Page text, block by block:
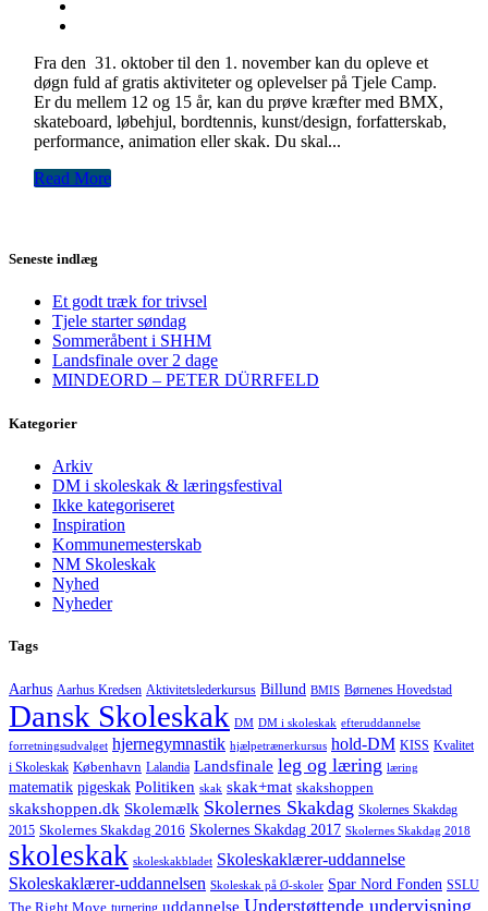
Fra den 31. oktober til den 1. november kan du opleve et
døgn fuld af gratis aktiviteter og oplevelser på Tjele Camp.
Er du mellem 12 og 15 år, kan du prøve kræfter med BMX,
skateboard, løbehjul, bordtennis, kunst/design, forfatterskab,
performance, animation eller skak. Du skal...
Read More
Seneste indlæg
Et godt træk for trivsel
Tjele starter søndag
Sommeråbent i SHHM
Landsfinale over 2 dage
MINDEORD – PETER DÜRRFELD
Kategorier
Arkiv
DM i skoleskak & læringsfestival
Ikke kategoriseret
Inspiration
Kommunemesterskab
NM Skoleskak
Nyhed
Nyheder
Tags
Aarhus Aarhus Kredsen Aktivitetslederkursus Billund BMIS Børnenes Hovedstad
Dansk Skoleskak DM DM i skoleskak efteruddannelse
forretningsudvalget hjernegymnastik hjælpetrænerkursus hold-DM KISS Kvalitet
i Skoleskak København Lalandia Landsfinale leg og læring læring
matematik pigeskak Politiken skak skak+mat skakshoppen
skakshoppen.dk Skolemælk Skolernes Skakdag Skolernes Skakdag
2015 Skolernes Skakdag 2016 Skolernes Skakdag 2017 Skolernes Skakdag 2018
skoleskak skoleskakbladet Skoleskaklærer-uddannelse
Skoleskaklærer-uddannelsen Skoleskak på Ø-skoler Spar Nord Fonden SSLU
The Right Move turnering uddannelse Understøttende undervisning